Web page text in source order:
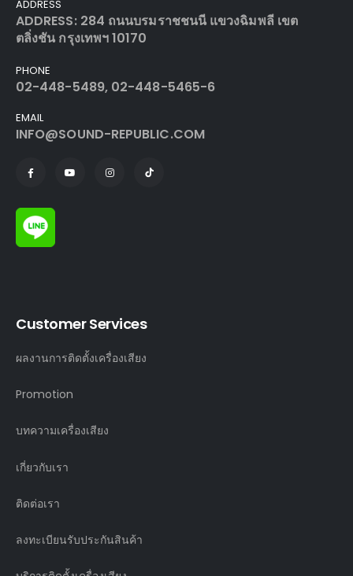
ADDRESS
ADDRESS: 284 ถนนบรมราชชนนี แขวงฉิมพลี เขต
ตลิ่งชัน กรุงเทพฯ 10170
PHONE
02-448-5489, 02-448-5465-6
EMAIL
INFO@SOUND-REPUBLIC.COM
Customer Services
ผลงานการติดตั้งเครื่องเสียง
Promotion
บทความเครื่องเสียง
เกี่ยวกับเรา
ติดต่อเรา
ลงทะเบียนรับประกันสินค้า